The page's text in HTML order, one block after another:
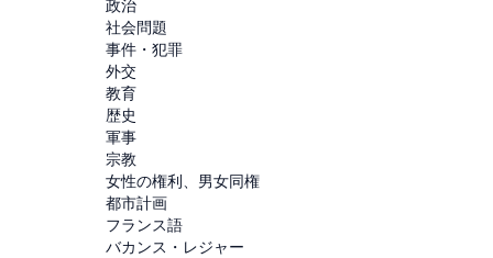
政治
社会問題
事件・犯罪
外交
教育
歴史
軍事
宗教
女性の権利、男女同権
都市計画
フランス語
バカンス・レジャー